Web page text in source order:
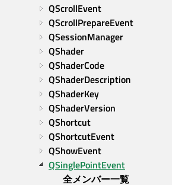
QScrollEvent
QScrollPrepareEvent
QSessionManager
QShader
QShaderCode
QShaderDescription
QShaderKey
QShaderVersion
QShortcut
QShortcutEvent
QShowEvent
QSinglePointEvent
全メンバー一覧